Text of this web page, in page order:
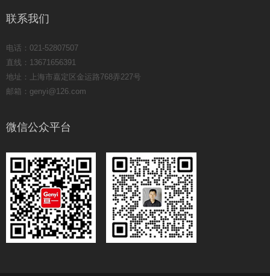
联系我们
电话：021-52807507
直线：13671656391
地址：上海市嘉定区金运路768弄227号
邮箱：genyi@126.com
微信公众平台